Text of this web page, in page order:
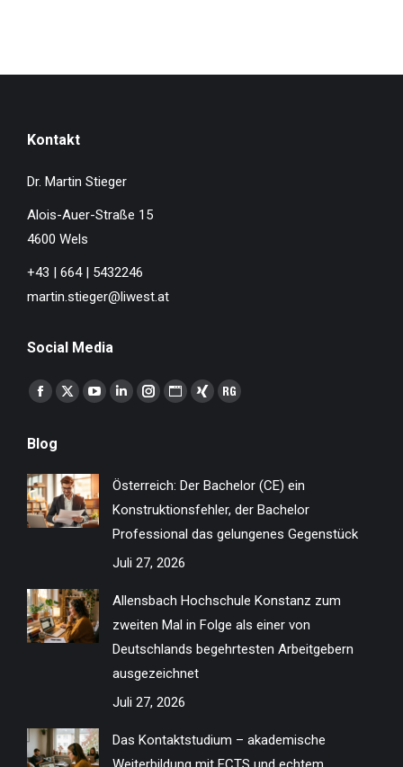
Kontakt
Dr. Martin Stieger
Alois-Auer-Straße 15
4600 Wels
+43 | 664 | 5432246
martin.stieger@liwest.at
Social Media
Finden Sie uns auf:
Facebook
opens
in
new
window
X
in
new
window
YouTube
in
new
window
Linkedin
new
window
Instagram
new
window
Website
new
window
XING
new
window
ResearchGate
new
window
Blog
Österreich: Der Bachelor (CE) ein
Konstruktionsfehler, der Bachelor
Professional das gelungenes Gegenstück
Juli 27, 2026
Allensbach Hochschule Konstanz zum
zweiten Mal in Folge als einer von
Deutschlands begehrtesten Arbeitgebern
ausgezeichnet
Juli 27, 2026
Das Kontaktstudium – akademische